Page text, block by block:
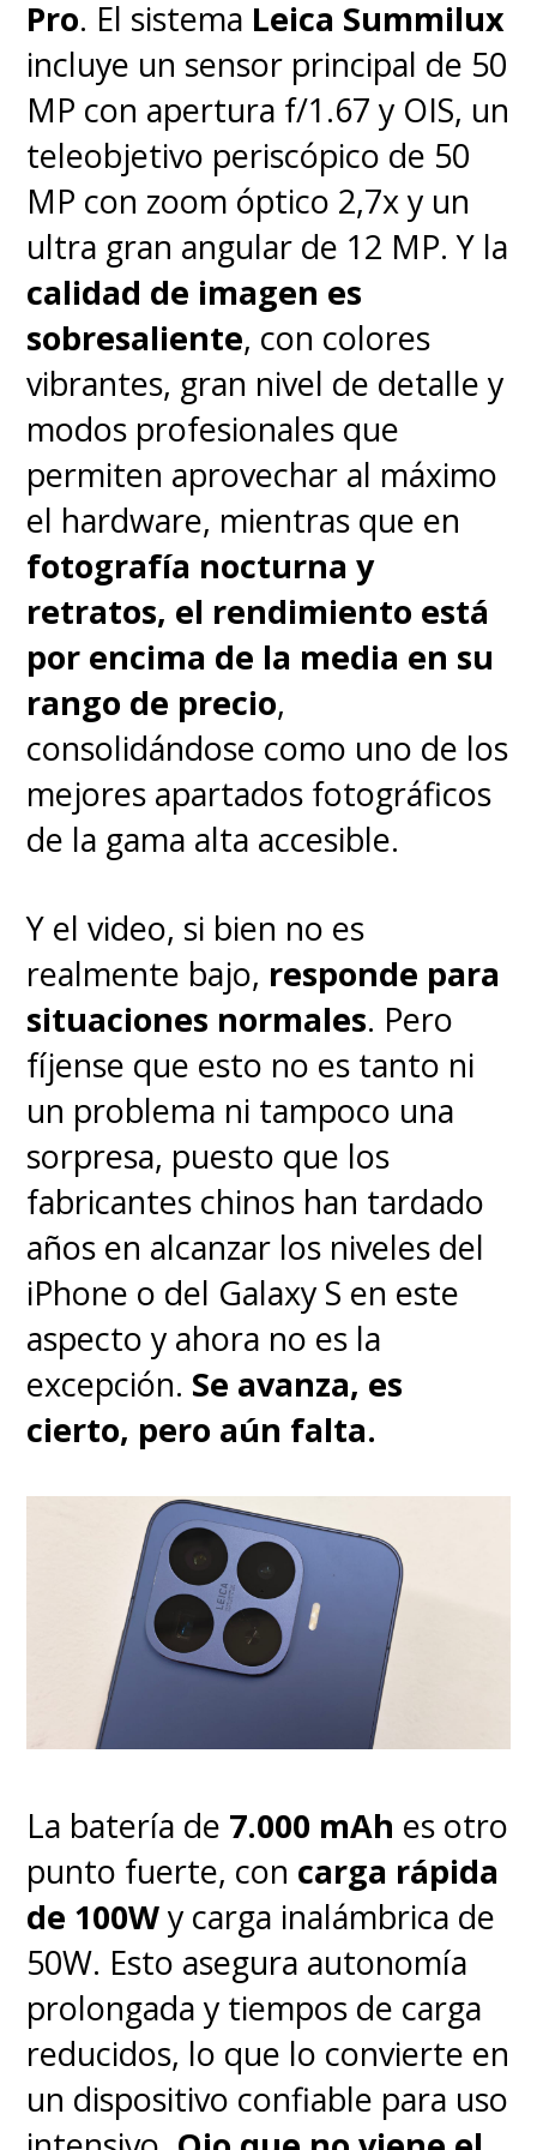
sistemas y con una navegación
muy intuitiva, juntando en la
pantalla de inicio
recomendaciones de todas tus
plataformas de streaming.
Siendo sincero soy de los que no
prefieren este sistema operativo
y me quedo más con el de
Samsung o LG, pero el de este
Hisense está certificado y eso
más un procesador adecuado,
hace que se mueva sin
problemas. Además,tener a
Google Assistant integrado
en el mando a distancia es
comodísimoy basta con usar tu
voz para buscar una serie
específica, pedirle que ponga
música o incluso apagar las luces
inteligentes que tengas en tu
casa.
El precio delHisense U7 Mini-
LEDronda los650 mil pesos
chilenos
puede que lo encuentren con
algún descuento que lo deje
más bajo.
Pro. El sistema Leica Summilux
incluye un sensor principal de 50
MP con apertura f/1.67 y OIS, un
teleobjetivo periscópico de 50
MP con zoom óptico 2,7x y un
ultra gran angular de 12 MP. Y la
calidad de imagen es
sobresaliente, con colores
vibrantes, gran nivel de detalle y
modos profesionales que
permiten aprovechar al máximo
el hardware, mientras que en
fotografía nocturna y
retratos, el rendimiento está
por encima de la media en su
rango de precio,
consolidándose como uno de los
mejores apartados fotográficos
de la gama alta accesible.
Y el video, si bien no es
realmente bajo, responde para
situaciones normales. Pero
fíjense que esto no es tanto ni
un problema ni tampoco una
sorpresa, puesto que los
fabricantes chinos han tardado
años en alcanzar los niveles del
iPhone o del Galaxy S en este
aspecto y ahora no es la
excepción. Se avanza, es
cierto, pero aún falta.
La batería de 7.000 mAh es otro
punto fuerte, con carga rápida
de 100Wy carga inalámbrica de
50W. Esto asegura autonomía
prolongada y tiempos de carga
reducidos, lo que lo convierte en
un dispositivo confiable para uso